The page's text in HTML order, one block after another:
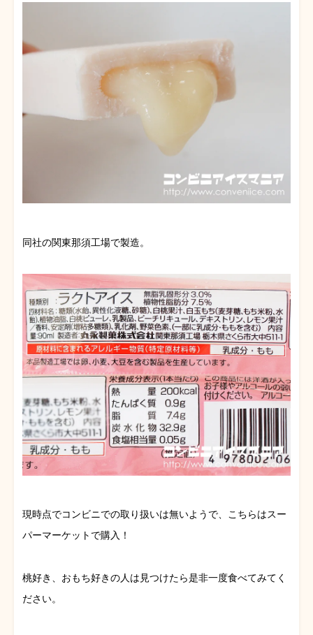
同社の関東那須工場で製造。
現時点でコンビニでの取り扱いは無いようで、こちらはスー
パーマーケットで購入！
桃好き、おもち好きの人は見つけたら是非一度食べてみてく
ださい。